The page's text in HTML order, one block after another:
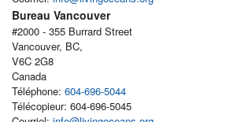
Bureau Vancouver
#2000 - 355 Burrard Street
Vancouver, BC,
V6C 2G8
Canada
Téléphone: 604-696-5044
Télécopieur: 604-696-5045